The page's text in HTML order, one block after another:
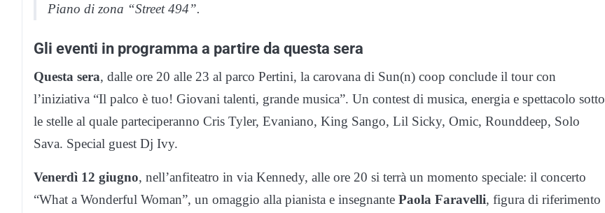
Piano di zona “Street 494”.
Gli eventi in programma a partire da questa sera
Questa sera, dalle ore 20 alle 23 al parco Pertini, la carovana di Sun(n) coop conclude il tour con
l’iniziativa “Il palco è tuo! Giovani talenti, grande musica”. Un contest di musica, energia e spettacolo sotto
le stelle al quale parteciperanno Cris Tyler, Evaniano, King Sango, Lil Sicky, Omic, Rounddeep, Solo
Sava. Special guest Dj Ivy.
Venerdì 12 giugno, nell’anfiteatro in via Kennedy, alle ore 20 si terrà un momento speciale: il concerto
“What a Wonderful Woman”, un omaggio alla pianista e insegnante Paola Faravelli, figura di riferimento